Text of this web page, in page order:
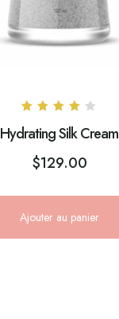
4.00
sur 5
Hydrating Silk Cream
$129.00
Ajouter au panier